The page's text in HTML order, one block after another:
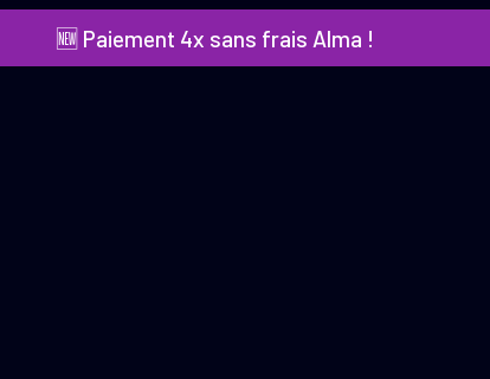
🆕 Paiement 4x sans frais Alma !